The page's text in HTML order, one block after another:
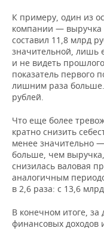
К примеру, один из
компании — выручка
составил 11,8 млрд
значительной, лишь
и не видеть
показатель первого
лишним раза больше.
рублей.
Что еще более
кратно снизить
менее значительно
больше, чем выручка,
снизилась валовая
аналогичным
в 2,6 раза: с 13,6
В конечном итоге,
финансовых доходов